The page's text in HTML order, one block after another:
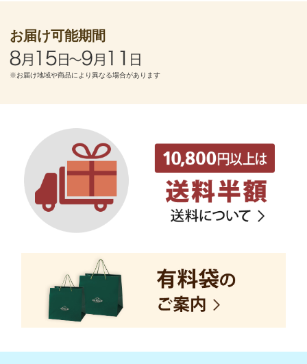
お届け可能期間
※お届け地域や商品により異なる場合があります